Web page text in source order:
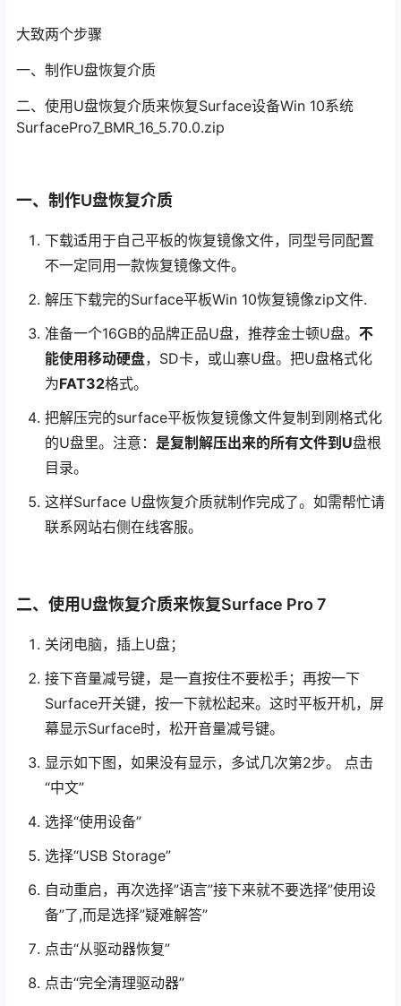
大致两个步骤
一、制作U盘恢复介质
二、使用U盘恢复介质来恢复Surface设备Win 10系统
SurfacePro7_BMR_16_5.70.0.zip
一、制作U盘恢复介质
下载适用于自己平板的恢复镜像文件，同型号同配置
不一定同用一款恢复镜像文件。
解压下载完的Surface平板Win 10恢复镜像zip文件.
准备一个16GB的品牌正品U盘，推荐金士顿U盘。 不
能使用移动硬盘，SD卡，或山寨U盘。把U盘格式化
为FAT32格式。
把解压完的surface平板恢复镜像文件复制到刚格式化
的U盘里。注意： 是复制解压出来的所有文件到U盘根
目录。
这样Surface U盘恢复介质就制作完成了。如需帮忙请
联系网站右侧在线客服。
二、使用U盘恢复介质来恢复Surface Pro 7
关闭电脑，插上U盘；
接下音量减号键，是一直按住不要松手；再按一下
Surface开关键，按一下就松起来。这时平板开机，屏
幕显示Surface时，松开音量减号键。
显示如下图，如果没有显示，多试几次第2步。 点击
“中文”
选择“使用设备”
选择“USB Storage”
自动重启，再次选择”语言”接下来就不要选择”使用设
备”了,而是选择”疑难解答”
点击“从驱动器恢复”
点击“完全清理驱动器”